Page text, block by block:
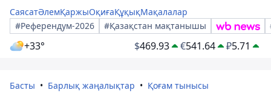
СаясатӘлемҚаржыОқиғаҚұқықМақалалар
#Референдум-2026
#Қазақстан мақтанышы
+33° $469.93 €541.64 ₽5.71
Басты Барлық жаңалықтар Қоғам тынысы